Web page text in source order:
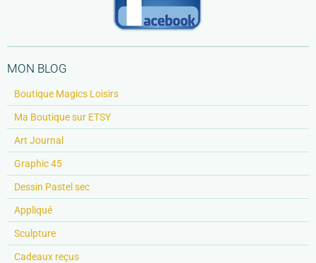
MON BLOG
Boutique Magics Loisirs
Ma Boutique sur ETSY
Art Journal
Graphic 45
Dessin Pastel sec
Appliqué
Sculpture
Cadeaux reçus